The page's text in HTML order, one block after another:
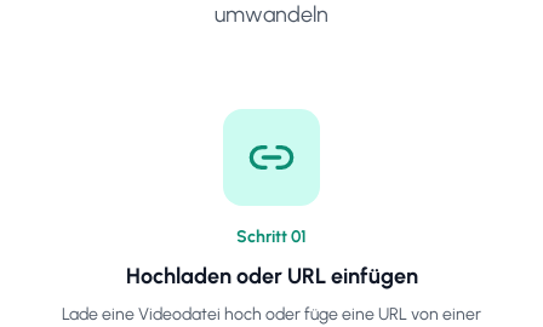
umwandeln
Schritt01
Hochladen oder URL einfügen
Lade eine Videodatei hoch oder füge eine URL von einer